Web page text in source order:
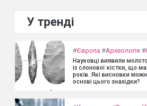
У тренді
#Європа #Археологія #
Науковці виявили
із слонової кістки, що
років. Які висновки
основі цього знахідки?